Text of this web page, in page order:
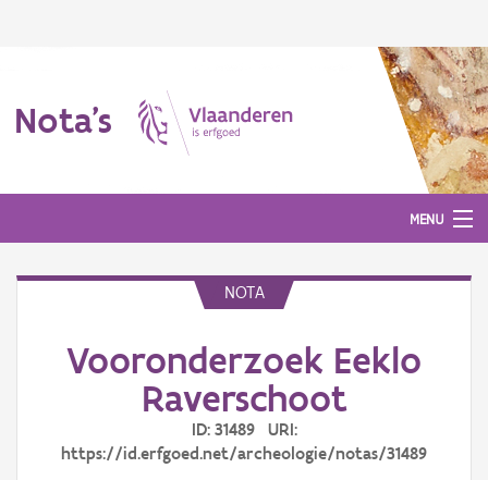
Nota's
MENU
Aanmelden
NOTA
Vooronderzoek Eeklo
Raverschoot
ID: 31489 URI:
https://id.erfgoed.net/archeologie/notas/31489